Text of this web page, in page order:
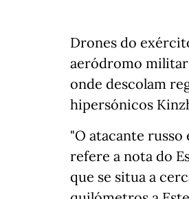
Drones do
aeródromo militar
onde descolam
hipersónicos
"O atacante
refere a nota do
que se situa a